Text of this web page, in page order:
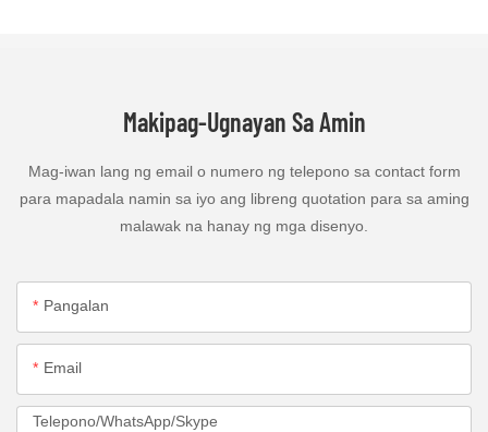
Makipag-Ugnayan Sa Amin
Mag-iwan lang ng email o numero ng telepono sa contact form
para mapadala namin sa iyo ang libreng quotation para sa aming
malawak na hanay ng mga disenyo.
Pangalan
Email
Telepono/WhatsApp/Skype